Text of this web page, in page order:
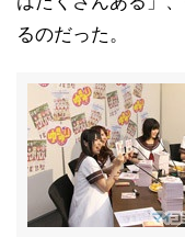
るのだった。